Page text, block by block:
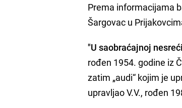
Prema informacijama
Šargovac u
"U saobraćajnoj
rođen 1954. godine iz
zatim „audi“ kojim je
upravljao V.V., rođen